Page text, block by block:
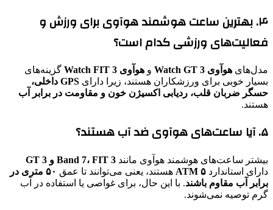
۴. بهترین ساعت هوشمند هوآوی برای ورزش و
فعالیت‌های ورزشی کدام است؟
مدل‌های هوآوی Watch GT 3 و هوآوی Watch FIT 3
گزینه‌های
بسیار خوبی برای ورزشکاران هستند، زیرا دارای
GPS داخلی،
حسگر ضربان قلب، ردیابی اکسیژن خون و مقاومت در برابر آب
هستند.
۵. آیا ساعت‌های هوآوی ضد آب هستند؟
بیشتر ساعت‌های هوشمند هوآوی مانند Band 7، FIT 3 و GT 3
دارای استاندارد ۵ ATM هستند، یعنی می‌توانند تا عمق
۵۰ متری در
برابر آب مقاوم باشند. با این حال، برای غواصی یا استفاده در آب
گرم توصیه نمی‌شوند.